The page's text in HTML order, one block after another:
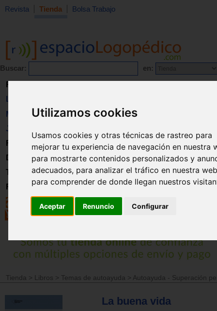
Utilizamos cookies
Usamos cookies y otras técnicas de rastreo para
mejorar tu experiencia de navegación en nuestra
para mostrarte contenidos personalizados y
adecuados, para analizar el tráfico en nuestra
para comprender de donde llegan nuestros
Aceptar Renuncio Configurar
Revista Tienda Bolsa Trabajo
Buscar: en:
Revista
Libros
Material
Juguetes
Formación
Directorio
Trabajo
Registro
Tienda > Libros > Temas de autoayuda > Autoayuda - Superación
La buena vida